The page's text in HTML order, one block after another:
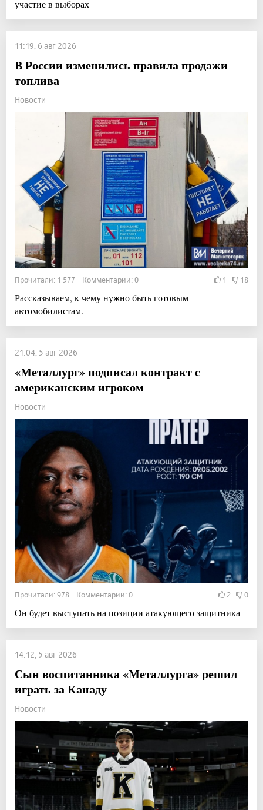
участие в выборах
11:19, 6 авг 2026
В России изменились правила продажи
топлива
Новости
Прочитали: 1 577 Комментарии: 0 1 18
Рассказываем, к чему нужно быть готовым
автомобилистам.
21:04, 5 авг 2026
«Металлург» подписал контракт с
американским игроком
Новости
Прочитали: 978 Комментарии: 0 2 0
Он будет выступать на позиции атакующего защитника
14:12, 5 авг 2026
Сын воспитанника «Металлурга» решил
играть за Канаду
Новости